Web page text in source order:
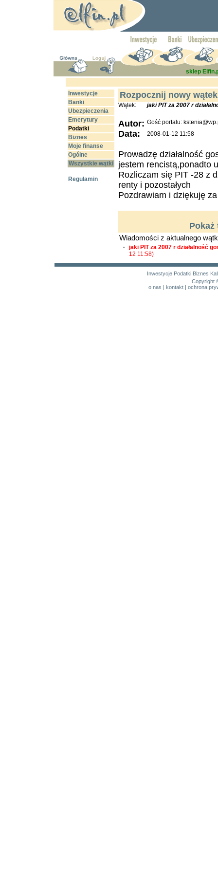
sklep
Inwestycje
Banki
Ubezpieczenia
Emerytury
Podatki
Biznes
Moje finanse
Ogólne
Wszystkie wątki
Regulamin
Rozpocznij nowy wątek
Wątek: jaki PIT za 2007 r
Autor: Gość portalu:
Data: 2008-01-12 11:58
Prowadzę działalność
jestem rencistą,ponadto
Rozliczam się PIT -28 z
renty i pozostałych
Pozdrawiam i dziękuję
Wiadomości z aktualnego
·
jaki PIT za 2007 r działalność
12 11:58)
Inwestycje Podatki Biznes
Copyright
o nas | kontakt| ochrona